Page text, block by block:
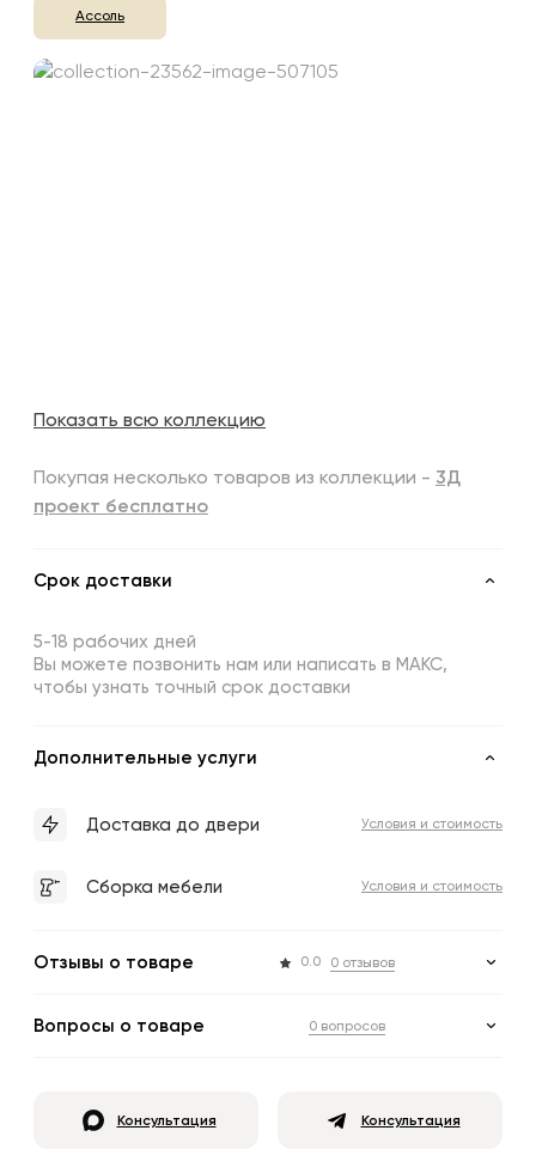
Ассоль
Показать всю коллекцию
Покупая несколько товаров из коллекции - 3Д
проект бесплатно
Срок доставки
5-18 рабочих дней
Вы можете позвонить нам или написать в МАКС,
чтобы узнать точный срок доставки
Дополнительные услуги
Доставка до двери Условия и стоимость
Сборка мебели Условия и стоимость
Отзывы о товаре 0.0 0 отзывов
Вопросы о товаре 0 вопросов
Консультация Консультация